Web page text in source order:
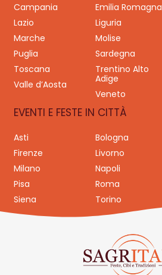
Campania
Emilia Romagna
Lazio
Liguria
Marche
Molise
Puglia
Sardegna
Toscana
Trentino Alto
Adige
Valle d’Aosta
Veneto
EVENTI E FESTE IN CITTÀ
Asti Bologna
Firenze
Livorno
Milano
Napoli
Pisa
Roma
Siena
Torino